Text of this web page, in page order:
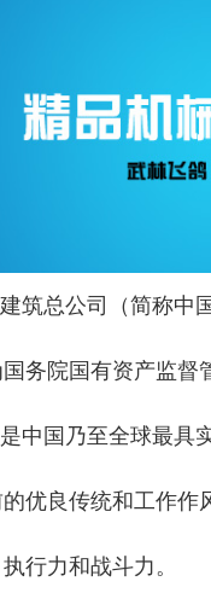
筑总公司（简称中
务院国有资产监督
中国乃至全球最具
优良传统和工作作
行力和战斗力。